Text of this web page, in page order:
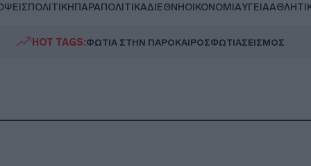
ΠΟΛΙΤΙΚΗΠΑΡΑΠΟΛΙΤΙΚΑΔΙΕΘΝΗΟΙΚΟΝΟΜΙΑΥΓΕΙΑ
HOT TAGS:ΦΩΤΙΑ ΣΤΗΝ ΠΑΡΟΚΑΙΡΟΣΦΩΤΙΑΣΕΙΣΜΟΣ